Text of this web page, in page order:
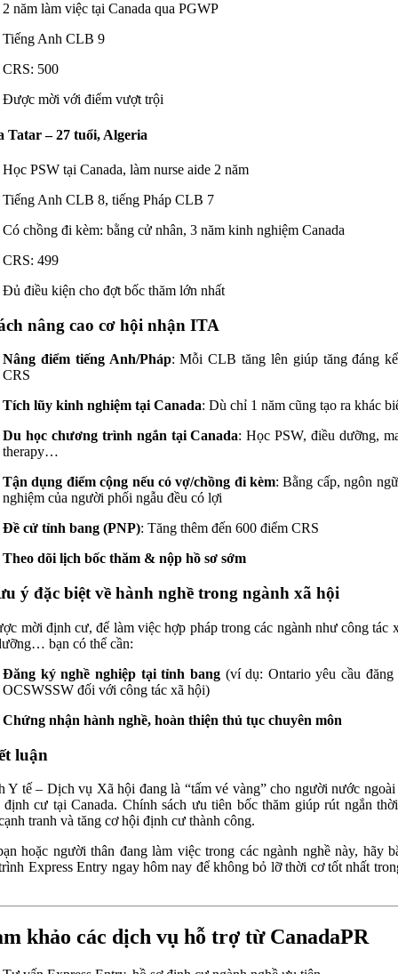
2 năm làm việc tại Canada qua PGWP
Tiếng Anh CLB 9
CRS: 500
Được mời với điểm vượt trội
Tatar – 27 tuổi, Algeria
Học PSW tại Canada, làm nurse aide 2 năm
Tiếng Anh CLB 8, tiếng Pháp CLB 7
Có chồng đi kèm: bằng cử nhân, 3 năm kinh nghiệm Canada
CRS: 499
Đủ điều kiện cho đợt bốc thăm lớn nhất
nâng cao cơ hội nhận ITA
Nâng điểm tiếng Anh/Pháp: Mỗi CLB tăng lên giúp tăng đáng
CRS
Tích lũy kinh nghiệm tại Canada: Dù chỉ 1 năm cũng tạo ra khác
Du học chương trình ngắn tại Canada: Học PSW, điều dưỡng,
therapy…
Tận dụng điểm cộng nếu có vợ/chồng đi kèm: Bằng cấp, ngôn
nghiệm của người phối ngẫu đều có lợi
Đề cử tỉnh bang (PNP): Tăng thêm đến 600 điểm CRS
Theo dõi lịch bốc thăm & nộp hồ sơ sớm
ý đặc biệt về hành nghề trong ngành xã hội
mời định cư, để làm việc hợp pháp trong các ngành như công tác
bạn có thể cần:
Đăng ký nghề nghiệp tại tỉnh bang(ví dụ: Ontario yêu cầu đăng
OCSWSSW đối với công tác xã hội)
Chứng nhận hành nghề, hoàn thiện thủ tục chuyên môn
luận
Y tế – Dịch vụ Xã hội đang là “tấm vé vàng” cho người nước ngoài
định cư tại Canada. Chính sách ưu tiên bốc thăm giúp rút ngắn
tranh và tăng cơ hội định cư thành công.
hoặc người thân đang làm việc trong các ngành nghề này, hãy
Express Entry ngay hôm nay để không bỏ lỡ thời cơ tốt nhất
khảo các dịch vụ hỗ trợ từ CanadaPR